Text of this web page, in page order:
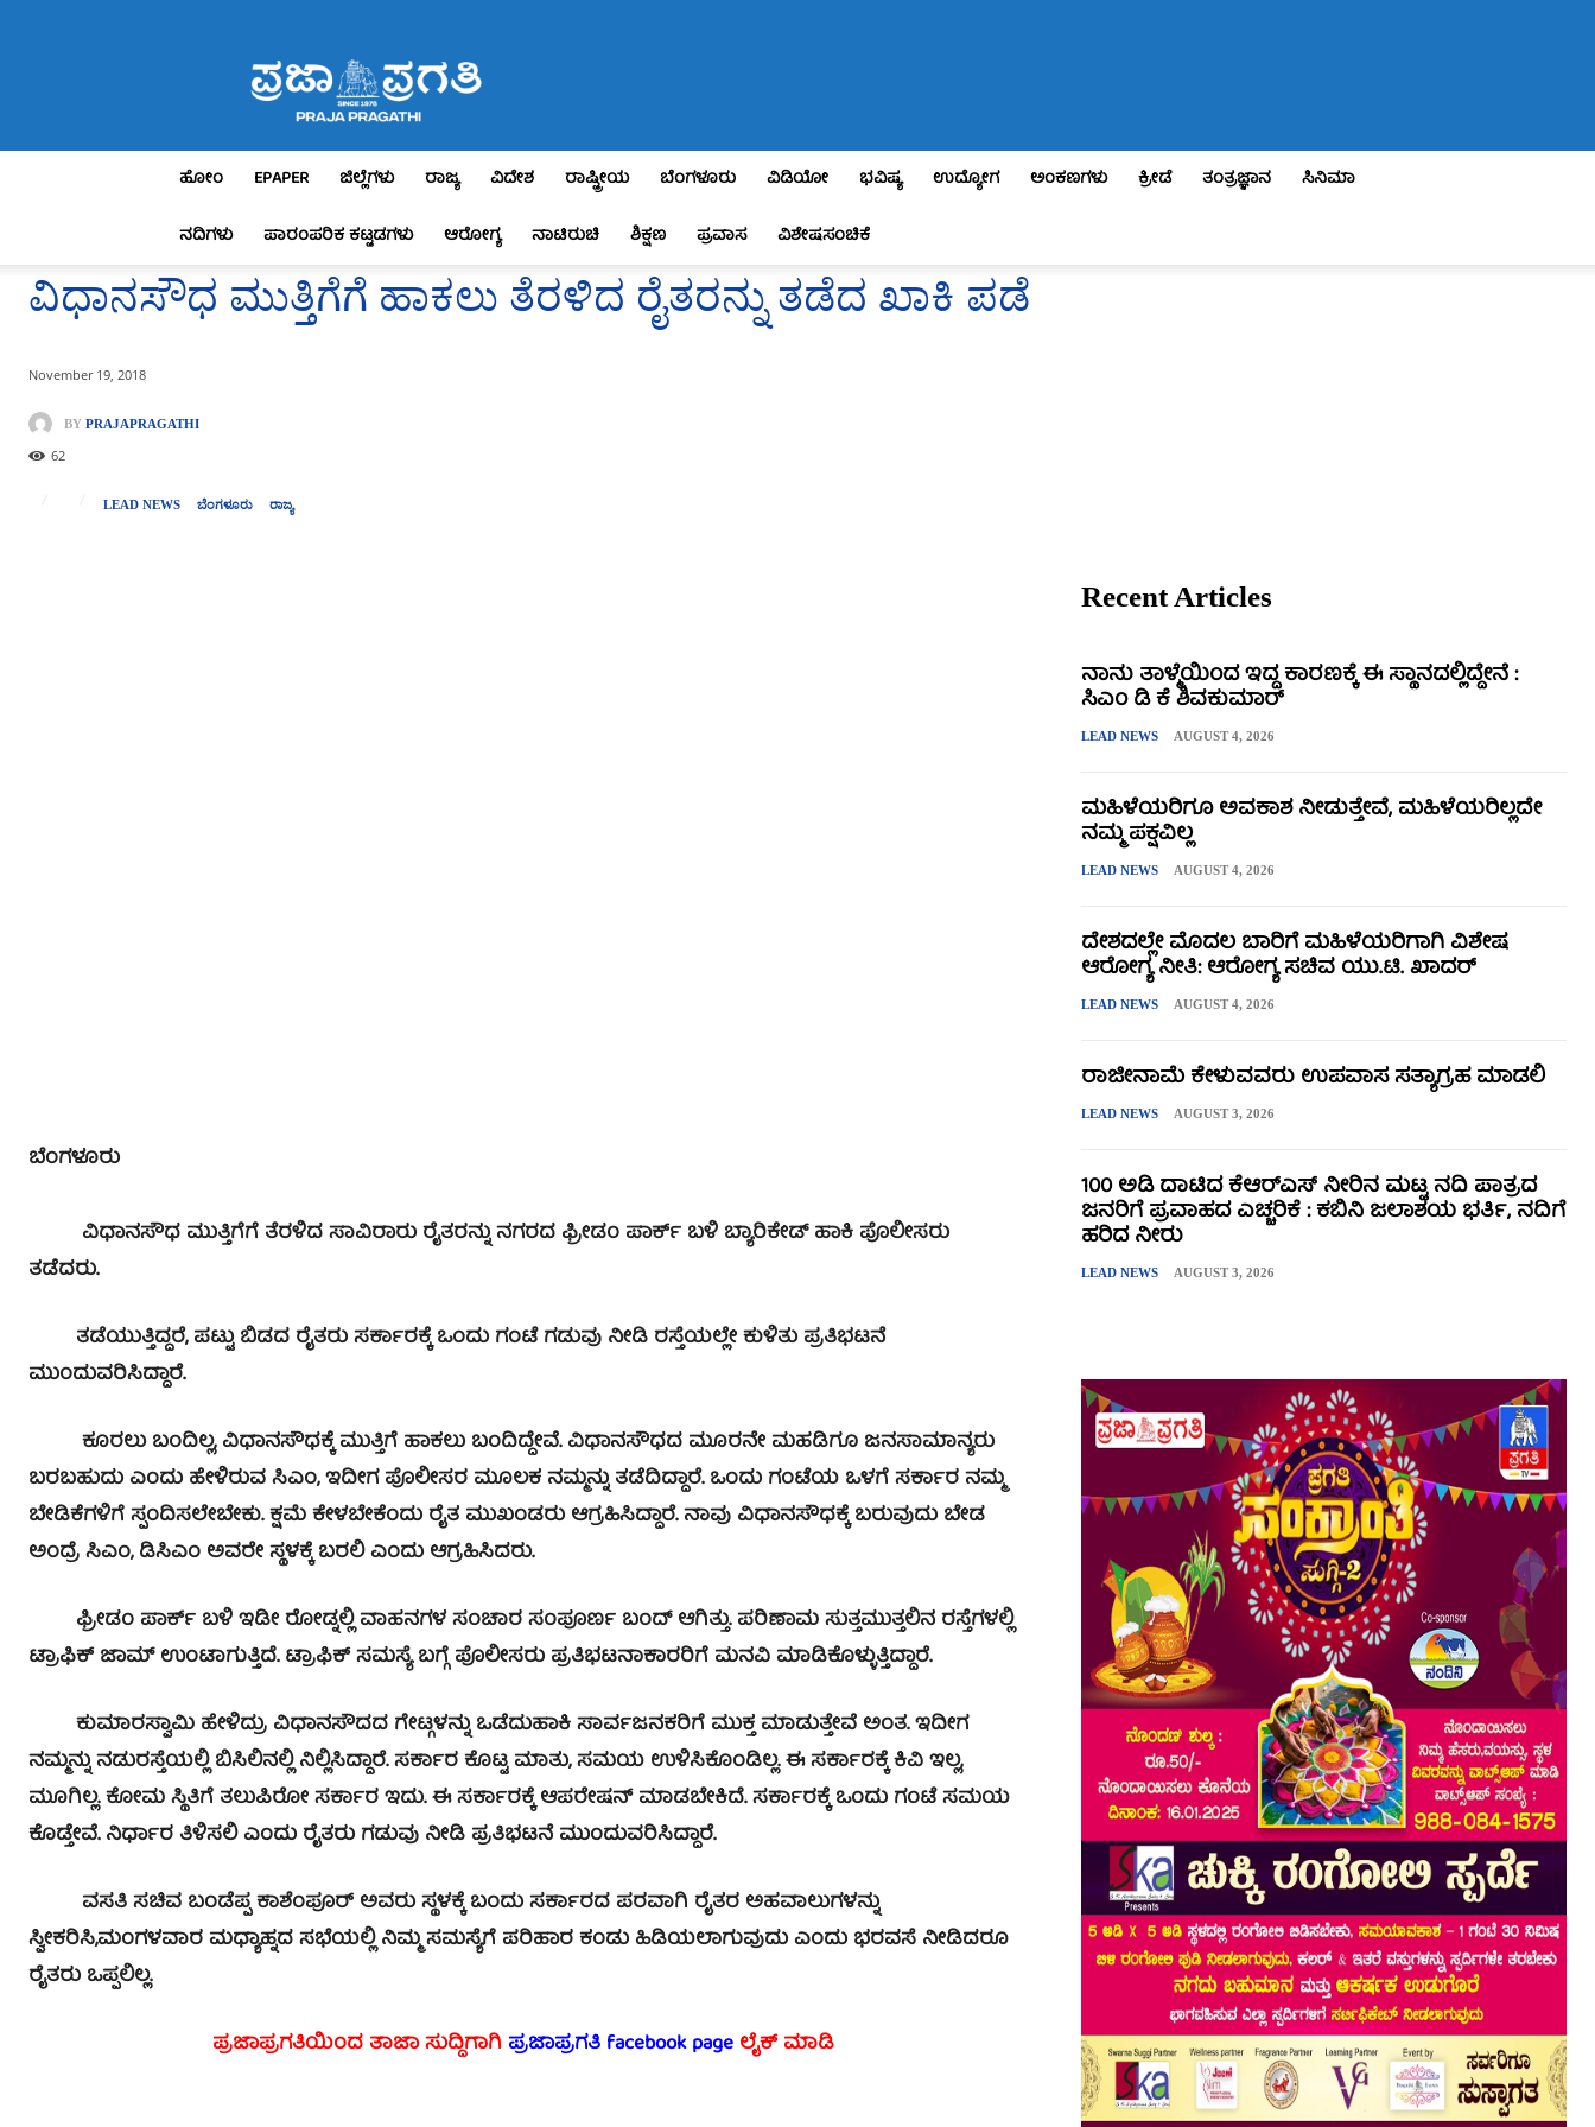
Pragathi
ಹೋಂ EPAPER ಜಿಲ್ಲೆಗಳು ರಾಜ್ಯ ವಿದೇಶ ರಾಷ್ಟ್ರೀಯ ಬೆಂಗಳೂರು ವಿಡಿಯೋ ಭವಿಷ್ಯ ಉದ್ಯೋಗ ಅಂಕಣಗಳು ಕ್ರೀಡೆ ತಂತ್ರಜ್ಞಾನ
ಸಿನಿಮಾ
ನದಿಗಳು
ಪಾರಂಪರಿಕ ಕಟ್ಟಡಗಳು ಆರೋಗ್ಯ ನಾಟಿರುಚಿ ಶಿಕ್ಷಣ ಪ್ರವಾಸ ವಿಶೇಷಸಂಚಿಕೆ
ವಿಧಾನಸೌಧ ಮುತ್ತಿಗೆಗೆ ಹಾಕಲು ತೆರಳಿದ ರೈತರನ್ನು ತಡೆದ ಖಾಕಿ ಪಡೆ
November 19, 2018
BY PRAJAPRAGATHI
62
LEAD NEWS ಬೆಂಗಳೂರು ರಾಜ್ಯ
ಬೆಂಗಳೂರು
ವಿಧಾನಸೌಧ ಮುತ್ತಿಗೆಗೆ ತೆರಳಿದ ಸಾವಿರಾರು ರೈತರನ್ನು ನಗರದ ಫ್ರೀಡಂ ಪಾರ್ಕ್ ಬಳಿ ಬ್ಯಾರಿಕೇಡ್ ಹಾಕಿ ಪೊಲೀಸರು
ತಡೆದರು.
ತಡೆಯುತ್ತಿದ್ದರೆ, ಪಟ್ಟು ಬಿಡದ ರೈತರು ಸರ್ಕಾರಕ್ಕೆ ಒಂದು ಗಂಟೆ ಗಡುವು ನೀಡಿ ರಸ್ತೆಯಲ್ಲೇ ಕುಳಿತು ಪ್ರತಿಭಟನೆ
ಮುಂದುವರಿಸಿದ್ದಾರೆ.
ಕೂರಲು ಬಂದಿಲ್ಲ, ವಿಧಾನಸೌಧಕ್ಕೆ ಮುತ್ತಿಗೆ ಹಾಕಲು ಬಂದಿದ್ದೇವೆ. ವಿಧಾನಸೌಧದ ಮೂರನೇ ಮಹಡಿಗೂ ಜನಸಾಮಾನ್ಯರು
ಬರಬಹುದು ಎಂದು ಹೇಳಿರುವ ಸಿಎಂ, ಇದೀಗ ಪೊಲೀಸರ ಮೂಲಕ ನಮ್ಮನ್ನು ತಡೆದಿದ್ದಾರೆ. ಒಂದು ಗಂಟೆಯ ಒಳಗೆ ಸರ್ಕಾರ ನಮ್ಮ
ಬೇಡಿಕೆಗಳಿಗೆ ಸ್ಪಂದಿಸಲೇಬೇಕು. ಕ್ಷಮೆ ಕೇಳಬೇಕೆಂದು ರೈತ ಮುಖಂಡರು ಆಗ್ರಹಿಸಿದ್ದಾರೆ. ನಾವು ವಿಧಾನಸೌಧಕ್ಕೆ ಬರುವುದು ಬೇಡ
ಅಂದ್ರೆ ಸಿಎಂ, ಡಿಸಿಎಂ ಅವರೇ ಸ್ಥಳಕ್ಕೆ ಬರಲಿ ಎಂದು ಆಗ್ರಹಿಸಿದರು.
ಫ್ರೀಡಂ ಪಾರ್ಕ್ ಬಳಿ ಇಡೀ ರೋಡ್ನಲ್ಲಿ ವಾಹನಗಳ ಸಂಚಾರ ಸಂಪೂರ್ಣ ಬಂದ್ ಆಗಿತ್ತು. ಪರಿಣಾಮ ಸುತ್ತಮುತ್ತಲಿನ ರಸ್ತೆಗಳಲ್ಲಿ
ಟ್ರಾಫಿಕ್ ಜಾಮ್ ಉಂಟಾಗುತ್ತಿದೆ. ಟ್ರಾಫಿಕ್ ಸಮಸ್ಯೆ ಬಗ್ಗೆ ಪೊಲೀಸರು ಪ್ರತಿಭಟನಾಕಾರರಿಗೆ ಮನವಿ ಮಾಡಿಕೊಳ್ಳುತ್ತಿದ್ದಾರೆ.
ಕುಮಾರಸ್ವಾಮಿ ಹೇಳಿದ್ರು ವಿಧಾನಸೌದದ ಗೇಟ್ಗಳನ್ನು ಒಡೆದುಹಾಕಿ ಸಾರ್ವಜನಕರಿಗೆ ಮುಕ್ತ ಮಾಡುತ್ತೇವೆ ಅಂತ. ಇದೀಗ
ನಮ್ಮನ್ನು ನಡುರಸ್ತೆಯಲ್ಲಿ ಬಿಸಿಲಿನಲ್ಲಿ ನಿಲ್ಲಿಸಿದ್ದಾರೆ. ಸರ್ಕಾರ ಕೊಟ್ಟ ಮಾತು, ಸಮಯ ಉಳಿಸಿಕೊಂಡಿಲ್ಲ. ಈ ಸರ್ಕಾರಕ್ಕೆ ಕಿವಿ ಇಲ್ಲ,
ಮೂಗಿಲ್ಲ. ಕೋಮ ಸ್ಥಿತಿಗೆ ತಲುಪಿರೋ ಸರ್ಕಾರ ಇದು. ಈ ಸರ್ಕಾರಕ್ಕೆ ಆಪರೇಷನ್ ಮಾಡಬೇಕಿದೆ. ಸರ್ಕಾರಕ್ಕೆ ಒಂದು ಗಂಟೆ ಸಮಯ
ಕೊಡ್ತೇವೆ. ನಿರ್ಧಾರ ತಿಳಿಸಲಿ ಎಂದು ರೈತರು ಗಡುವು ನೀಡಿ ಪ್ರತಿಭಟನೆ ಮುಂದುವರಿಸಿದ್ದಾರೆ.
ವಸತಿ ಸಚಿವ ಬಂಡೆಪ್ಪ ಕಾಶೆಂಪೂರ್ ಅವರು ಸ್ಥಳಕ್ಕೆ ಬಂದು ಸರ್ಕಾರದ ಪರವಾಗಿ ರೈತರ ಅಹವಾಲುಗಳನ್ನು
ಸ್ವೀಕರಿಸಿ,ಮಂಗಳವಾರ ಮಧ್ಯಾಹ್ನದ ಸಭೆಯಲ್ಲಿ ನಿಮ್ಮ ಸಮಸ್ಯೆಗೆ ಪರಿಹಾರ ಕಂಡು ಹಿಡಿಯಲಾಗುವುದು ಎಂದು ಭರವಸೆ ನೀಡಿದರೂ
ರೈತರು ಒಪ್ಪಲಿಲ್ಲ.
ಪ್ರಜಾಪ್ರಗತಿಯಿಂದ ತಾಜಾ ಸುದ್ದಿಗಾಗಿ ಪ್ರಜಾಪ್ರಗತಿ facebook page ಲೈಕ್ ಮಾಡಿ
Recent Articles
ನಾನು ತಾಳ್ಮೆಯಿಂದ ಇದ್ದ ಕಾರಣಕ್ಕೆ ಈ ಸ್ಥಾನದಲ್ಲಿದ್ದೇನೆ :
ಸಿಎಂ ಡಿ ಕೆ ಶಿವಕುಮಾರ್
LEAD NEWS AUGUST 4, 2026
ಮಹಿಳೆಯರಿಗೂ ಅವಕಾಶ ನೀಡುತ್ತೇವೆ, ಮಹಿಳೆಯರಿಲ್ಲದೇ
ನಮ್ಮ ಪಕ್ಷವಿಲ್ಲ
LEAD NEWS AUGUST 4, 2026
ದೇಶದಲ್ಲೇ ಮೊದಲ ಬಾರಿಗೆ ಮಹಿಳೆಯರಿಗಾಗಿ ವಿಶೇಷ
ಆರೋಗ್ಯ ನೀತಿ: ಆರೋಗ್ಯ ಸಚಿವ ಯು.ಟಿ. ಖಾದರ್
LEAD NEWS AUGUST 4, 2026
ರಾಜೀನಾಮೆ ಕೇಳುವವರು ಉಪವಾಸ ಸತ್ಯಾಗ್ರಹ ಮಾಡಲಿ
LEAD NEWS AUGUST 3, 2026
100 ಅಡಿ ದಾಟಿದ ಕೆಆರ್‌ಎಸ್ ನೀರಿನ ಮಟ್ಟ ನದಿ ಪಾತ್ರದ
ಜನರಿಗೆ ಪ್ರವಾಹದ ಎಚ್ಚರಿಕೆ : ಕಬಿನಿ ಜಲಾಶಯ ಭರ್ತಿ, ನದಿಗೆ
ಹರಿದ ನೀರು
LEAD NEWS AUGUST 3, 2026